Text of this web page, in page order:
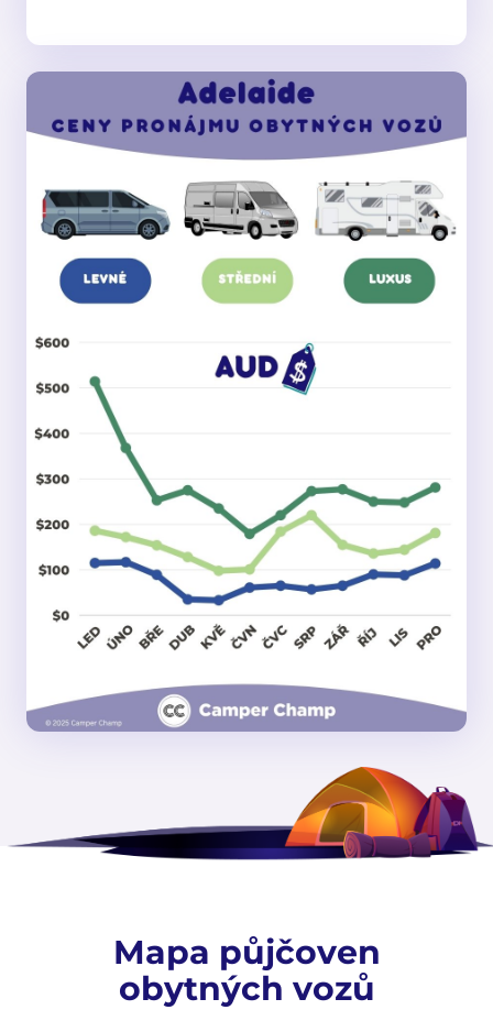
Mapa půjčoven
obytných vozů